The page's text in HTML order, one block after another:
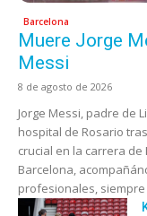
Barcelona
Muere Jorge
Messi
8 de agosto de 2026
Jorge Messi, padre de
hospital de Rosario
crucial en la carrera
Barcelona,
profesionales,